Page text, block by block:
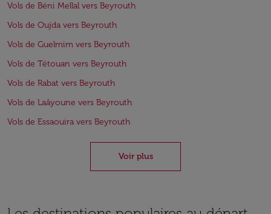
Vols de Béni Mellal vers Beyrouth
Vols de Oujda vers Beyrouth
Vols de Guelmim vers Beyrouth
Vols de Tétouan vers Beyrouth
Vols de Rabat vers Beyrouth
Vols de Laâyoune vers Beyrouth
Vols de Essaouira vers Beyrouth
Voir plus